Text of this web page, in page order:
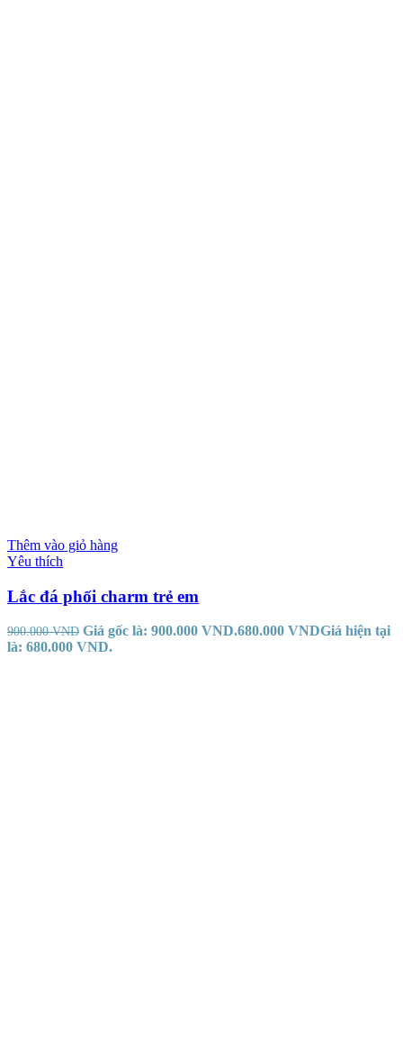
Thêm vào giỏ hàng
Yêu thích
Lắc đá phối charm trẻ em
900.000VND Giá gốc là: 900.000 VND.680.000 VNDGiá hiện tại
là: 680.000 VND.